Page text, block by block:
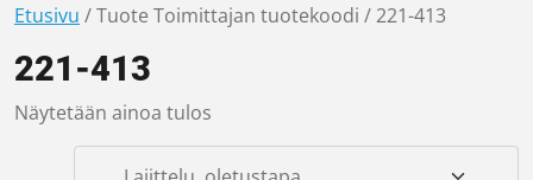
Etusivu / Tuote Toimittajan tuotekoodi / 221-413
221-413
Näytetään ainoa tulos